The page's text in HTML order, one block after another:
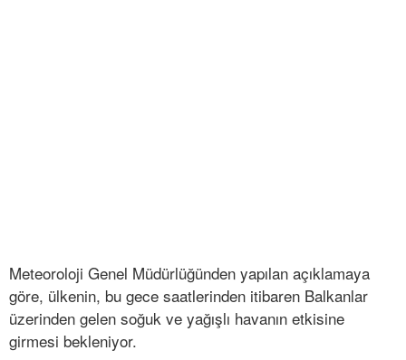
Meteoroloji Genel Müdürlüğünden yapılan açıklamaya
göre, ülkenin, bu gece saatlerinden itibaren Balkanlar
üzerinden gelen soğuk ve yağışlı havanın etkisine
girmesi bekleniyor.